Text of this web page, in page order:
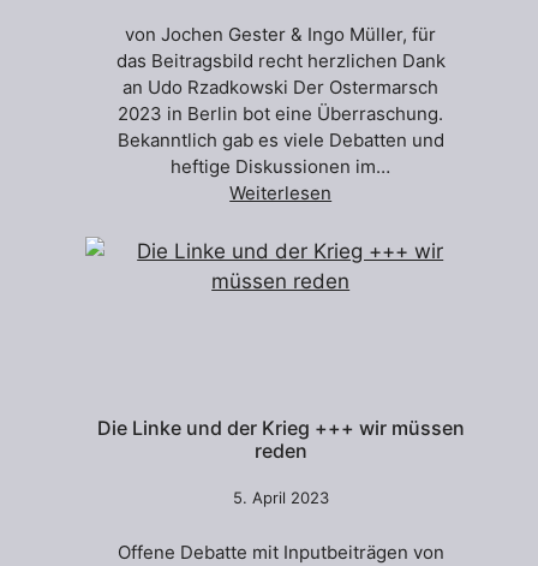
von Jochen Gester & Ingo Müller, für
das Beitragsbild recht herzlichen Dank
an Udo Rzadkowski Der Ostermarsch
2023 in Berlin bot eine Überraschung.
Bekanntlich gab es viele Debatten und
heftige Diskussionen im…
Weiterlesen
Die Linke und der Krieg +++ wir müssen
reden
5. April 2023
Offene Debatte mit Inputbeiträgen von